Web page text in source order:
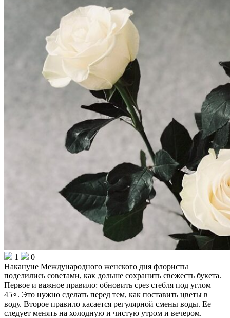
1
0
Накануне Международного женского дня флористы
поделились советами, как дольше сохранить свежесть букета.
Первое и важное правило: обновить срез стебля под углом
45∘. Это нужно сделать перед тем, как поставить цветы в
воду. Второе правило касается регулярной смены воды. Ее
следует менять на холодную и чистую утром и вечером.